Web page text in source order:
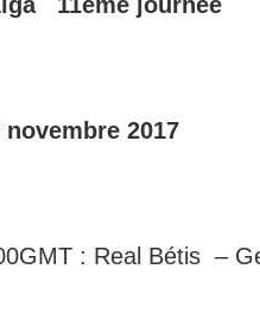
2017
: Real Bétis –